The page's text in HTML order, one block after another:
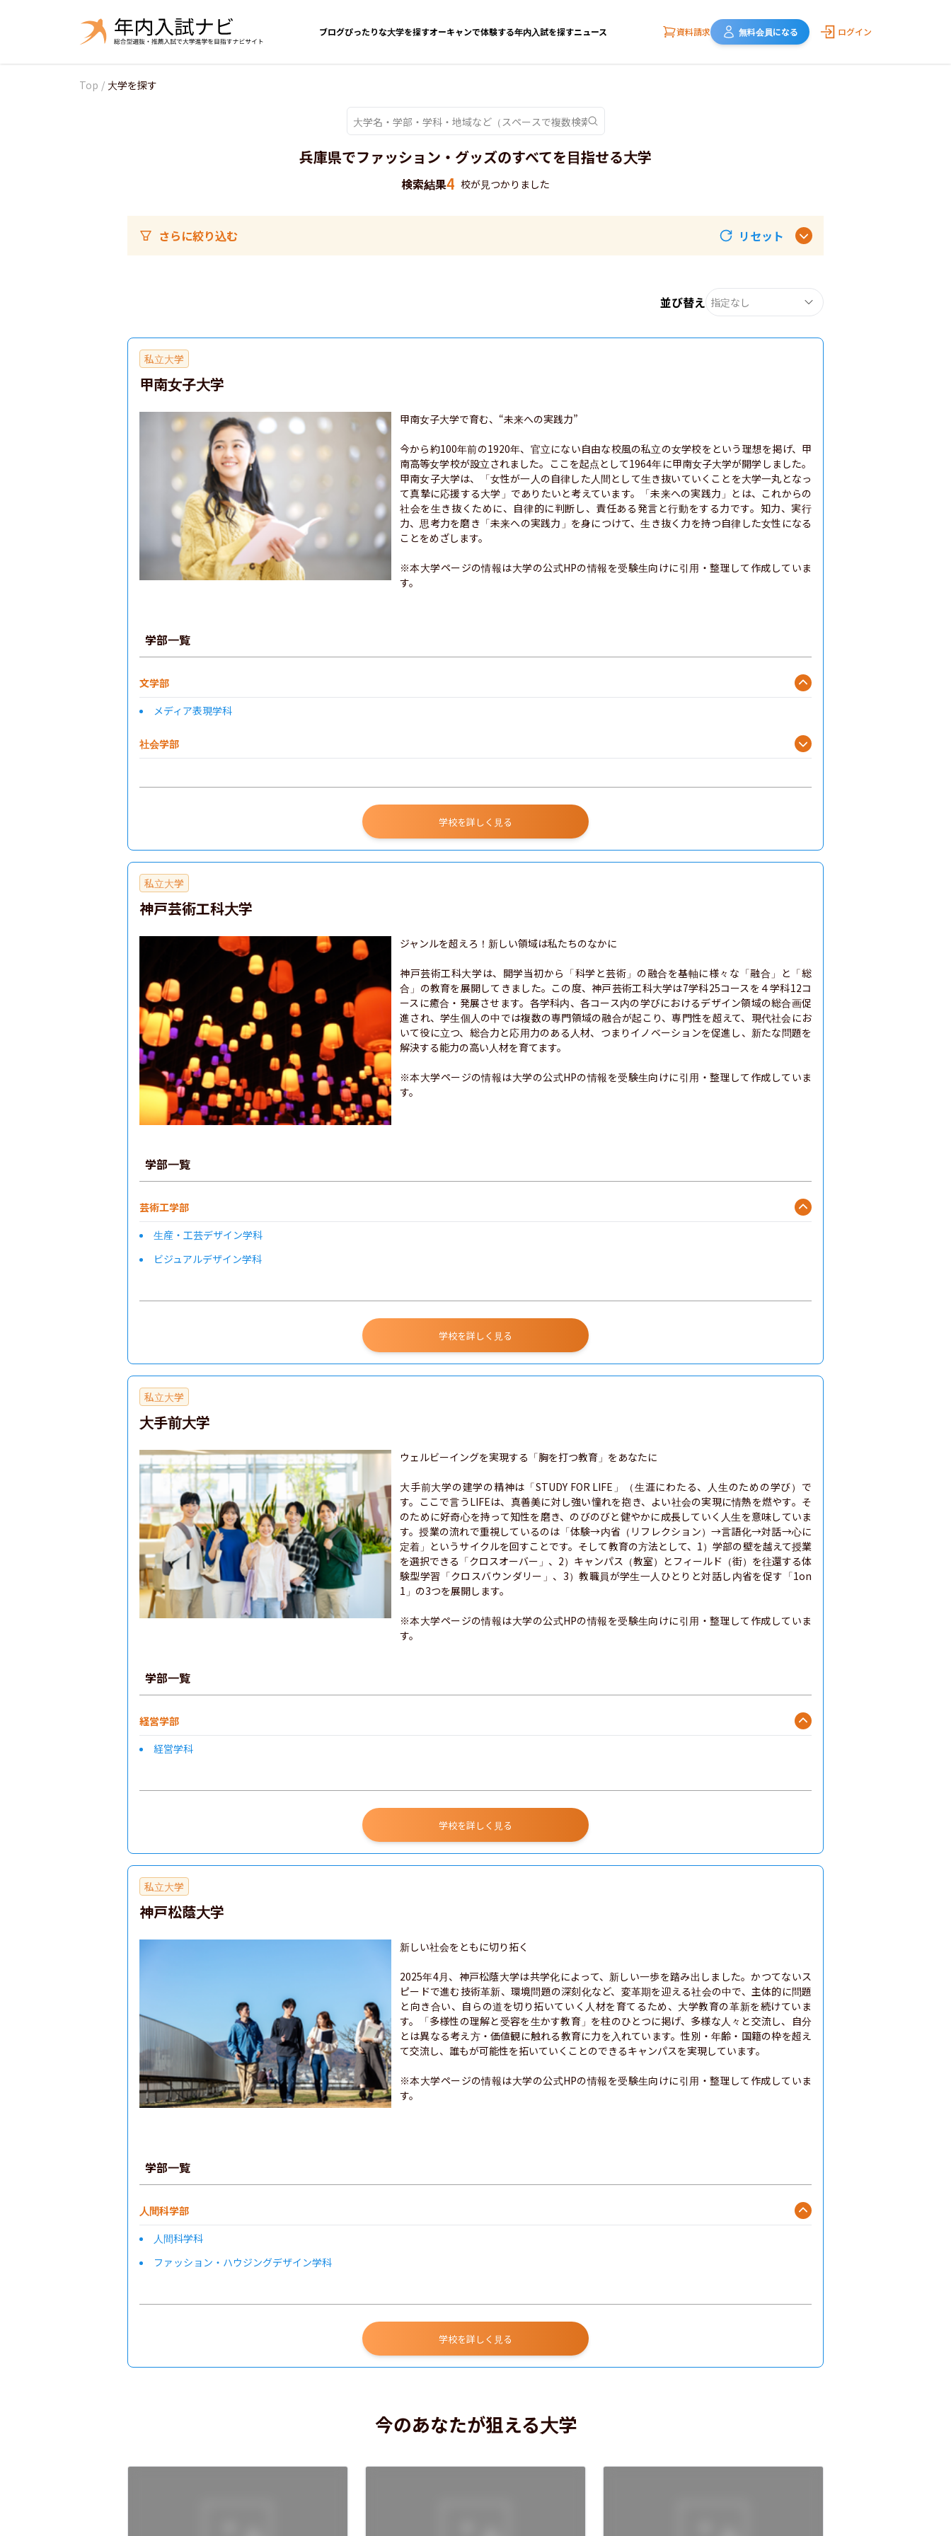
ブログぴったりな大学を探すオーキャンで体験する年内入試を探すニュース 資料請求 無料会員になる ログイン
Top / 大学を探す
兵庫県でファッション・グッズのすべてを目指せる大学
検索結果4 校が見つかりました
さらに絞り込む リセット
並び替え 指定なし
私立大学
甲南女子大学
甲南女子大学で育む、“未来への実践力”
今から約100年前の1920年、官立にない自由な校風の私立の女学校をという理想を掲げ、甲
南高等女学校が設立されました。ここを起点として1964年に甲南女子大学が開学しました。
甲南女子大学は、「女性が一人の自律した人間として生き抜いていくことを大学一丸となっ
て真摯に応援する大学」でありたいと考えています。「未来への実践力」とは、これからの
社会を生き抜くために、自律的に判断し、責任ある発言と行動をする力です。知力、実行
力、思考力を磨き「未来への実践力」を身につけて、生き抜く力を持つ自律した女性になる
ことをめざします。
※本大学ページの情報は大学の公式HPの情報を受験生向けに引用・整理して作成していま
す。
学部一覧
文学部
メディア表現学科
社会学部
学校を詳しく見る
私立大学
神戸芸術工科大学
ジャンルを超えろ！新しい領域は私たちのなかに
神戸芸術工科大学は、開学当初から「科学と芸術」の融合を基軸に様々な「融合」と「総
合」の教育を展開してきました。この度、神戸芸術工科大学は7学科25コースを４学科12コ
ースに癒合・発展させます。各学科内、各コース内の学びにおけるデザイン領域の総合画促
進され、学生個人の中では複数の専門領域の融合が起こり、専門性を超えて、現代社会にお
いて役に立つ、総合力と応用力のある人材、つまりイノベーションを促進し、新たな問題を
解決する能力の高い人材を育てます。
※本大学ページの情報は大学の公式HPの情報を受験生向けに引用・整理して作成していま
す。
学部一覧
芸術工学部
生産・工芸デザイン学科
ビジュアルデザイン学科
学校を詳しく見る
私立大学
大手前大学
ウェルビーイングを実現する「胸を打つ教育」をあなたに
大手前大学の建学の精神は「STUDY FOR LIFE」（生涯にわたる、人生のための学び）で
す。ここで言うLIFEは、真善美に対し強い憧れを抱き、よい社会の実現に情熱を燃やす。そ
のために好奇心を持って知性を磨き、のびのびと健やかに成長していく人生を意味していま
す。授業の流れで重視しているのは「体験→内省（リフレクション）→言語化→対話→心に
定着」というサイクルを回すことです。そして教育の方法として、1）学部の壁を越えて授業
を選択できる「クロスオーバー」、2）キャンパス（教室）とフィールド（街）を往還する体
験型学習「クロスバウンダリー」、3）教職員が学生一人ひとりと対話し内省を促す「1on
1」の3つを展開します。
※本大学ページの情報は大学の公式HPの情報を受験生向けに引用・整理して作成していま
す。
学部一覧
経営学部
経営学科
学校を詳しく見る
私立大学
神戸松蔭大学
新しい社会をともに切り拓く
2025年4月、神戸松蔭大学は共学化によって、新しい一歩を踏み出しました。かつてないス
ピードで進む技術革新、環境問題の深刻化など、変革期を迎える社会の中で、主体的に問題
と向き合い、自らの道を切り拓いていく人材を育てるため、大学教育の革新を続けていま
す。「多様性の理解と受容を生かす教育」を柱のひとつに掲げ、多様な人々と交流し、自分
とは異なる考え方・価値観に触れる教育に力を入れています。性別・年齢・国籍の枠を超え
て交流し、誰もが可能性を拓いていくことのできるキャンパスを実現しています。
※本大学ページの情報は大学の公式HPの情報を受験生向けに引用・整理して作成していま
す。
学部一覧
人間科学部
人間科学科
ファッション・ハウジングデザイン学科
学校を詳しく見る
今のあなたが狙える大学